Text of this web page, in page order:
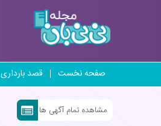
صفحه نخست قصد بارداری
مشاهده تمام آگهی ها